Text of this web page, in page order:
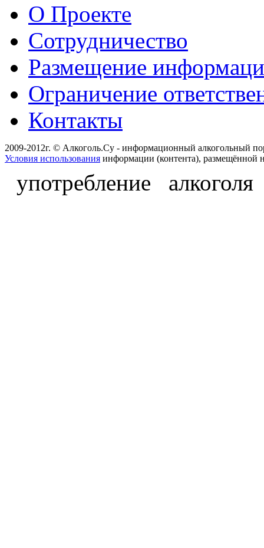
О Проекте
Сотрудничество
Размещение
Ограничение
Контакты
2009-2012г. © Алкоголь.Су - информационный алкогольный
Условия использования информации (контента), размещённой
употребление